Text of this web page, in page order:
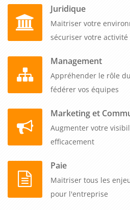
Juridique
Maitriser votre
sécuriser votre activité
Management
Appréhender le rôle
fédérer vos équipes
Marketing et
Augmenter votre
efficacement
Paie
Maitriser tous les
pour l'entreprise